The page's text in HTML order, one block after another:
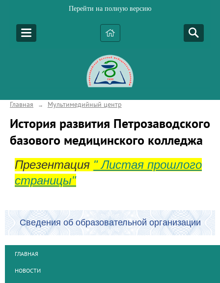
Перейти на полную версию
Главная → Мультимедийный центр
История развития Петрозаводского
базового медицинского колледжа
Презентация " Листая прошлого
страницы"
Сведения об образовательной организации
ГЛАВНАЯ
НОВОСТИ